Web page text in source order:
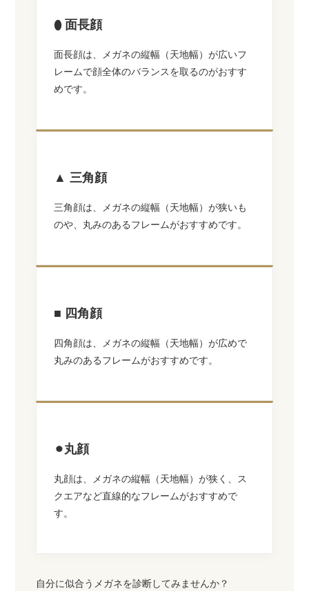
⬮ 面長顔
面長顔は、メガネの縦幅（天地幅）が広いフ
レームで顔全体のバランスを取るのがおすす
めです。
▲ 三角顔
三角顔は、メガネの縦幅（天地幅）が狭いも
のや、丸みのあるフレームがおすすめです。
■ 四角顔
四角顔は、メガネの縦幅（天地幅）が広めで
丸みのあるフレームがおすすめです。
⚫︎丸顔
丸顔は、メガネの縦幅（天地幅）が狭く、ス
クエアなど直線的なフレームがおすすめで
す。
自分に似合うメガネを診断してみませんか？